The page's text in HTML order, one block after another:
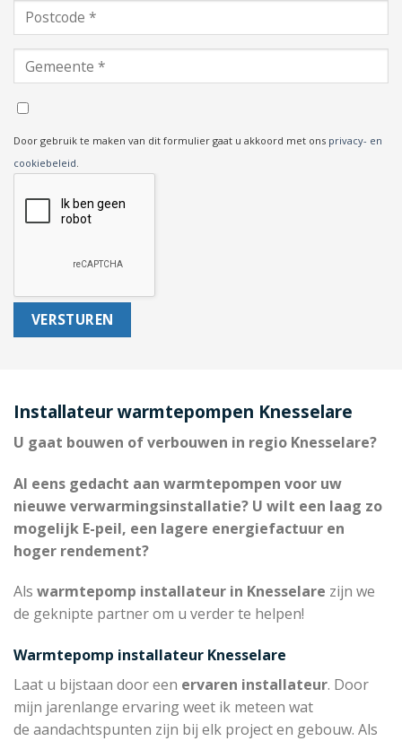
Door gebruik te maken van dit formulier gaat u akkoord met ons privacy- en
cookiebeleid
Installateur warmtepompen Knesselare
U gaat bouwen of verbouwen in regio Knesselare?
Al eens gedacht aan warmtepompen voor uw
nieuwe verwarmingsinstallatie? U wilt een laag zo
mogelijk E-peil, een lagere energiefactuur en
hoger rendement?
Als warmtepomp installateur in Knesselare zijn we
de geknipte partner om u verder te helpen!
Warmtepomp installateur Knesselare
Laat u bijstaan door een ervaren installateur. Door
mijn jarenlange ervaring weet ik meteen wat
de aandachtspunten zijn bij elk project en gebouw. Als